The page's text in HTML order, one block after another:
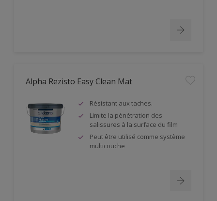
Alpha Rezisto Easy Clean Mat
Résistant aux taches.
Limite la pénétration des
salissures à la surface du film
Peut être utilisé comme système
multicouche